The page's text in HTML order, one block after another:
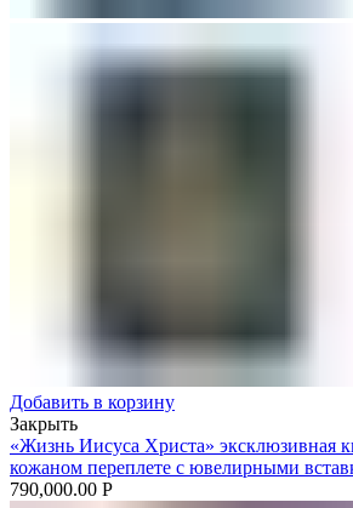
Добавить в корзину
Закрыть
«Жизнь Иисуса Христа» эксклюзивная
кожаном переплете с ювелирными
790,000.00 Р